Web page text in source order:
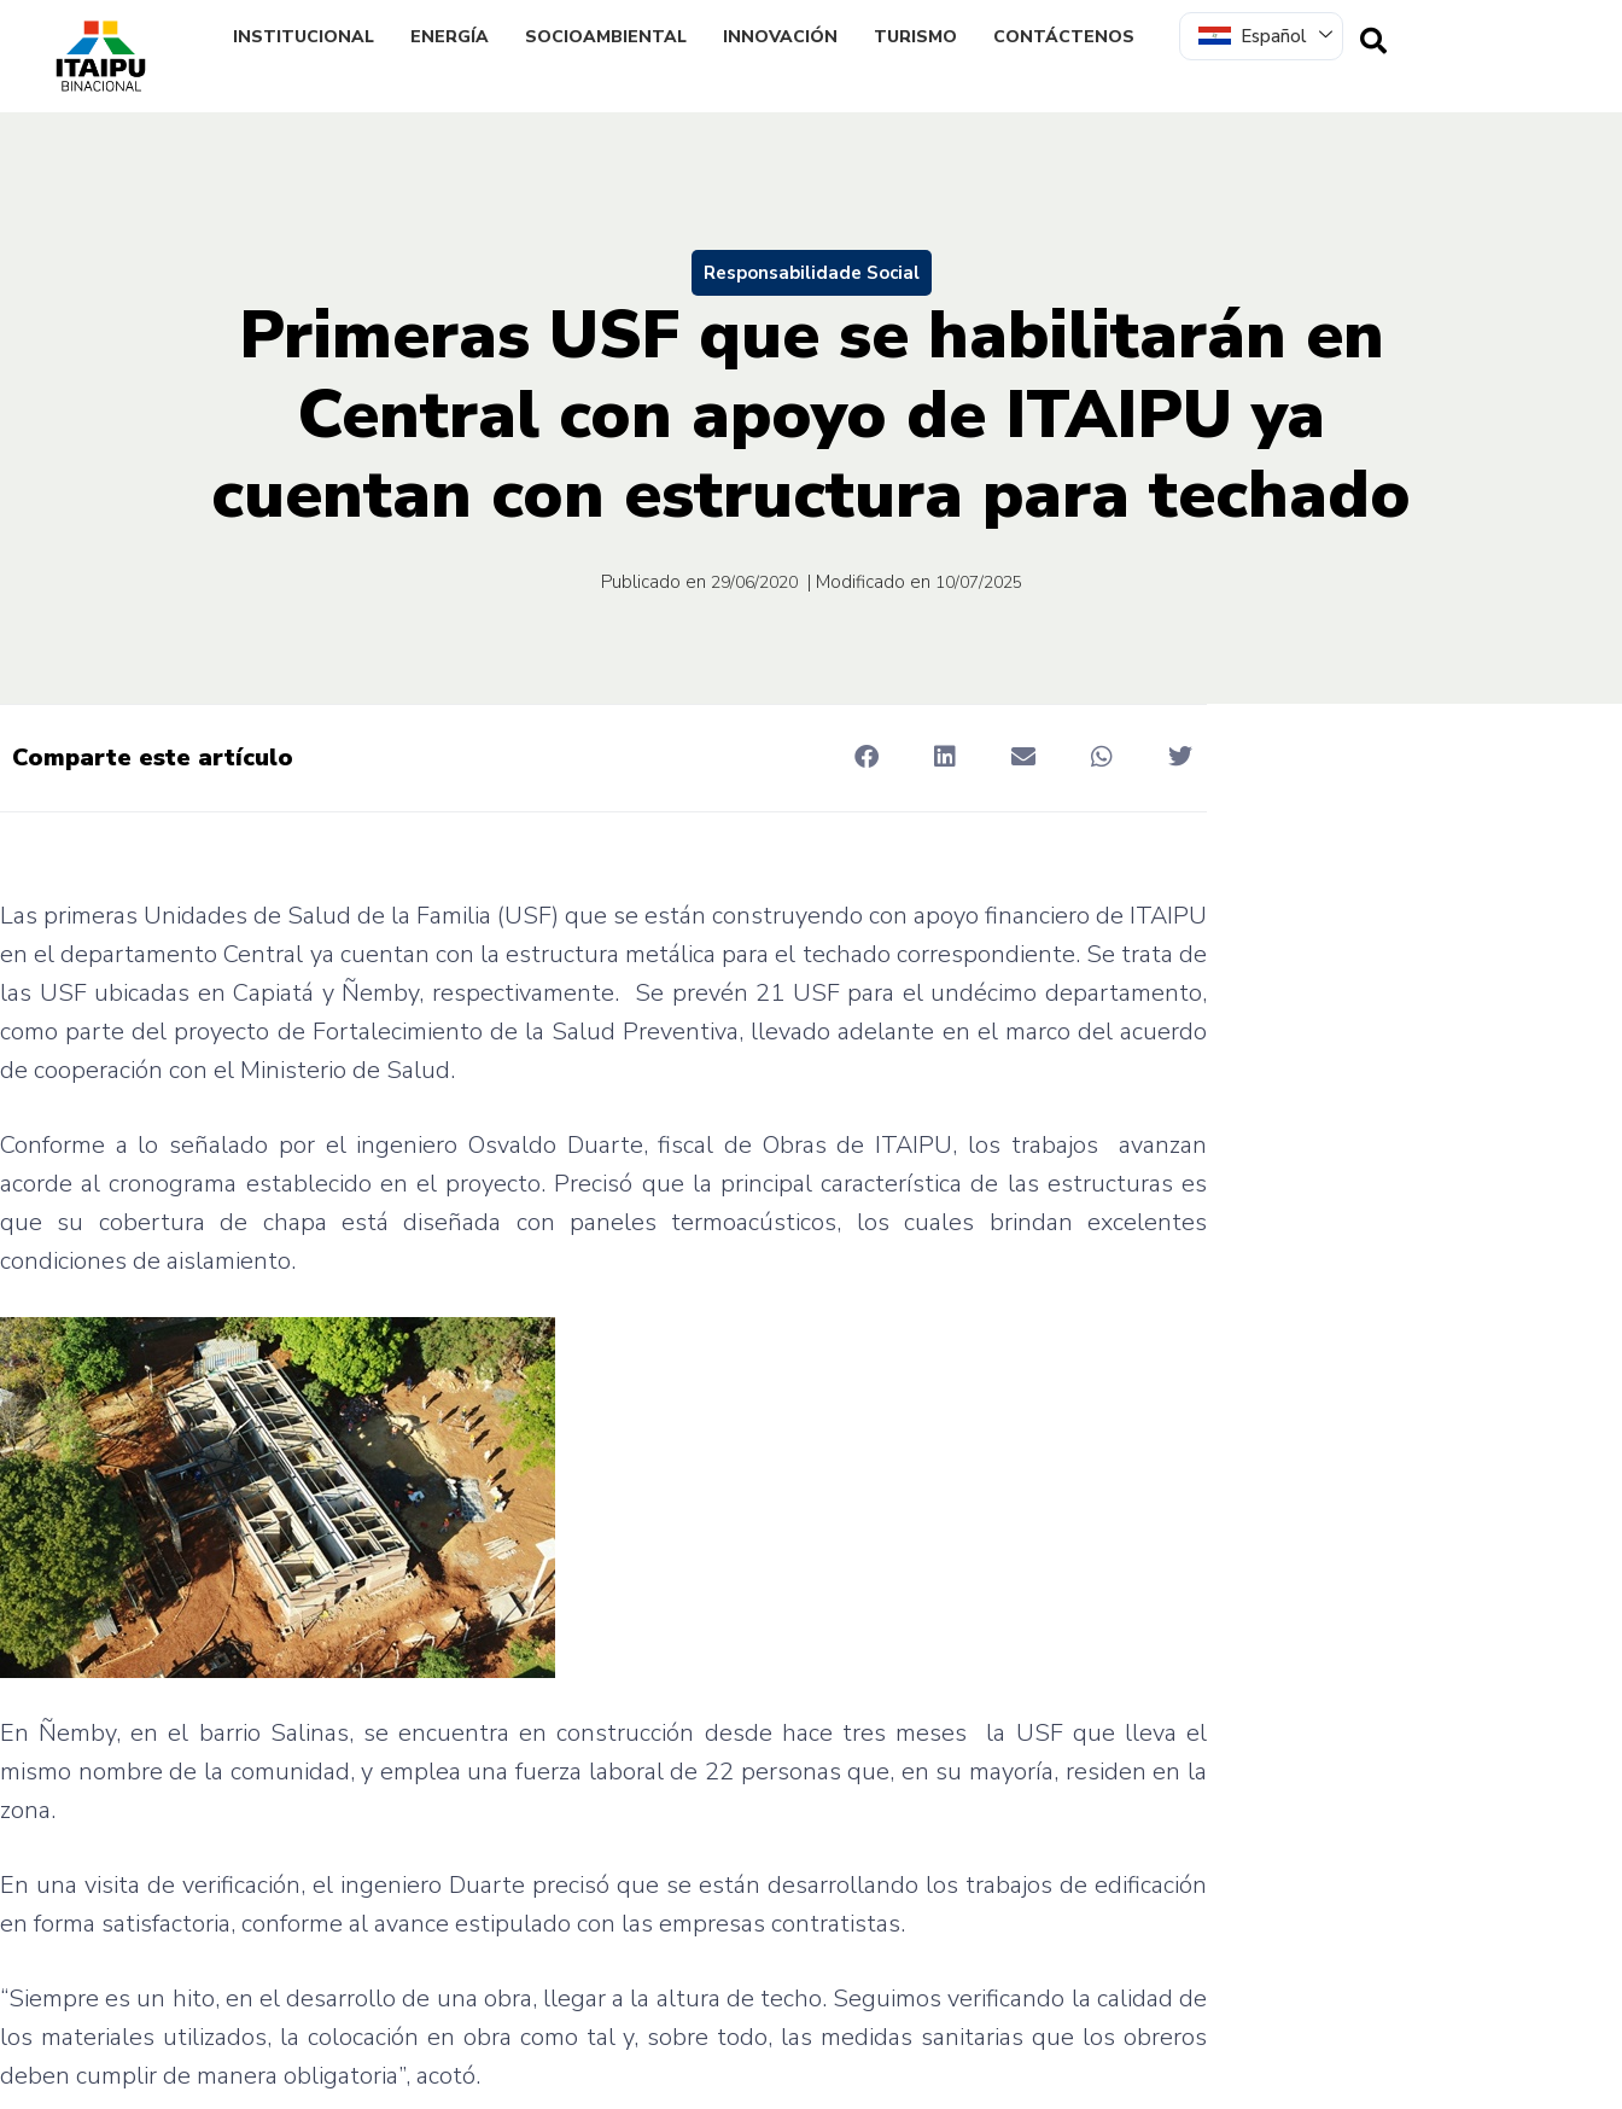
INSTITUCIONAL ENERGÍA SOCIOAMBIENTAL INNOVACIÓN TURISMO CONTÁCTENOS Español
Responsabilidade Social
Primeras USF que se habilitarán en
Central con apoyo de ITAIPU ya
cuentan con estructura para techado
Publicado en 29/06/2020 | Modificado en 10/07/2025
Comparte este artículo
Las primeras Unidades de Salud de la Familia (USF) que se están construyendo con apoyo financiero de ITAIPU
en el departamento Central ya cuentan con la estructura metálica para el techado correspondiente. Se trata de
las USF ubicadas en Capiatá y Ñemby, respectivamente. Se prevén 21 USF para el undécimo departamento,
como parte del proyecto de Fortalecimiento de la Salud Preventiva, llevado adelante en el marco del acuerdo
de cooperación con el Ministerio de Salud.
Conforme a lo señalado por el ingeniero Osvaldo Duarte, fiscal de Obras de ITAIPU, los trabajos avanzan
acorde al cronograma establecido en el proyecto. Precisó que la principal característica de las estructuras es
que su cobertura de chapa está diseñada con paneles termoacústicos, los cuales brindan excelentes
condiciones de aislamiento.
En Ñemby, en el barrio Salinas, se encuentra en construcción desde hace tres meses la USF que lleva el
mismo nombre de la comunidad, y emplea una fuerza laboral de 22 personas que, en su mayoría, residen en la
zona.
En una visita de verificación, el ingeniero Duarte precisó que se están desarrollando los trabajos de edificación
en forma satisfactoria, conforme al avance estipulado con las empresas contratistas.
“Siempre es un hito, en el desarrollo de una obra, llegar a la altura de techo. Seguimos verificando la calidad de
los materiales utilizados, la colocación en obra como tal y, sobre todo, las medidas sanitarias que los obreros
deben cumplir de manera obligatoria”, acotó.